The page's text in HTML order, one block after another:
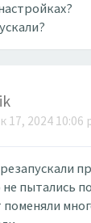
17, 2024 10:06
пытались